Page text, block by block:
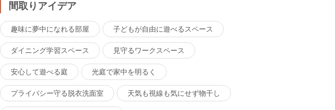
間取りアイデア
趣味に夢中になれる部屋 子どもが自由に遊べるスペース
ダイニング学習スペース 見守るワークスペース
安心して遊べる庭 光庭で家中を明るく
プライバシー守る脱衣洗面室 天気も視線も気にせず物干し